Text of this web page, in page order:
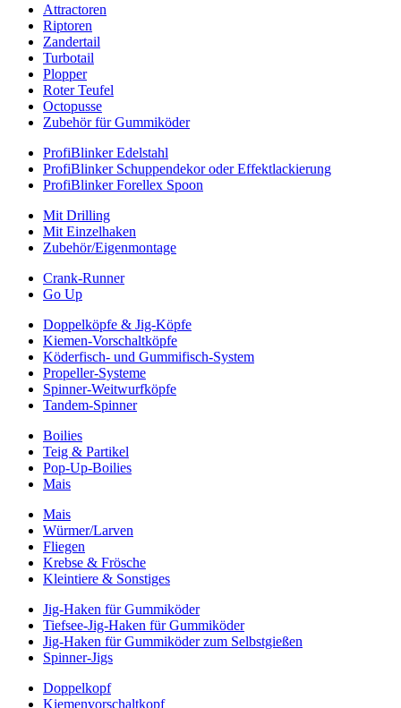
Attractoren
Riptoren
Zandertail
Turbotail
Plopper
Roter Teufel
Octopusse
Zubehör für Gummiköder
ProfiBlinker Edelstahl
ProfiBlinker Schuppendekor oder Effektlackierung
ProfiBlinker Forellex Spoon
Mit Drilling
Mit Einzelhaken
Zubehör/Eigenmontage
Crank-Runner
Go Up
Doppelköpfe & Jig-Köpfe
Kiemen-Vorschaltköpfe
Köderfisch- und Gummifisch-System
Propeller-Systeme
Spinner-Weitwurfköpfe
Tandem-Spinner
Boilies
Teig & Partikel
Pop-Up-Boilies
Mais
Mais
Würmer/Larven
Fliegen
Krebse & Frösche
Kleintiere & Sonstiges
Jig-Haken für Gummiköder
Tiefsee-Jig-Haken für Gummiköder
Jig-Haken für Gummiköder zum Selbstgießen
Spinner-Jigs
Doppelkopf
Kiemenvorschaltkopf